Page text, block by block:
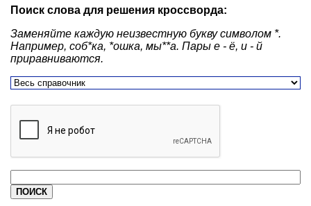
Поиск слова для решения кроссворда:
Заменяйте каждую неизвестную букву символом *.
Например, соб*ка, *ошка, мы**а. Пары е - ё, и - й
приравниваются.